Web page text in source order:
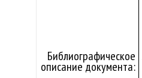
Библиографическое
описание документа: